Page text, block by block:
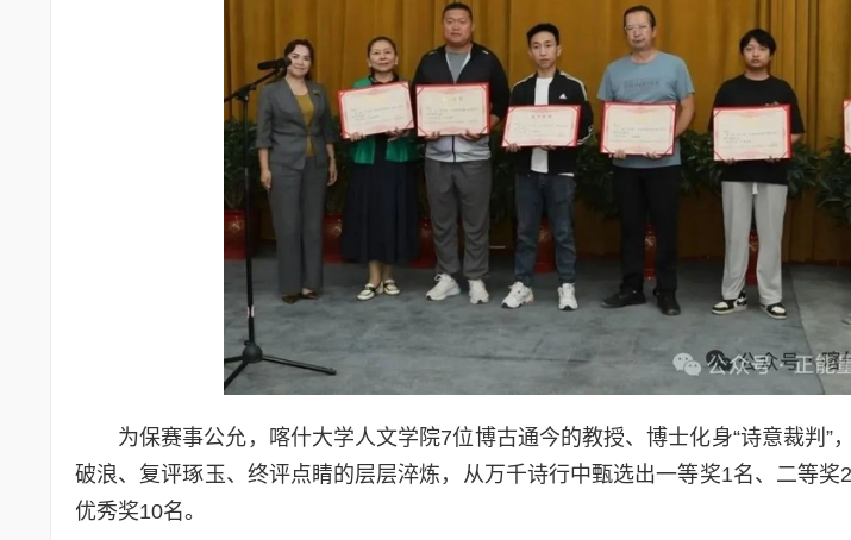
为保赛事公允，喀什大学人文学院7位博古通今的教授、博士化身“诗意裁判”
破浪、复评琢玉、终评点睛的层层淬炼，从万千诗行中甄选出一等奖1名、二等奖
优秀奖10名。